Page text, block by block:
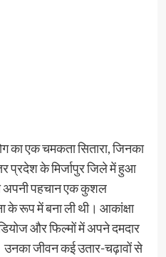
का एक चमकता सितारा, जिनका
प्रदेश के मिर्जापुर जिले में हुआ
अपनी पहचान एक कुशल
के रूप में बना ली थी। आकांक्षा
और फिल्मों में अपने दमदार
उनका जीवन कई उतार-चढ़ावों से